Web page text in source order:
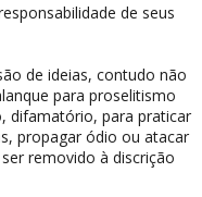
de seus
de ideias, contudo não
para proselitismo
difamatório, para praticar
propagar ódio ou atacar
removido à discrição